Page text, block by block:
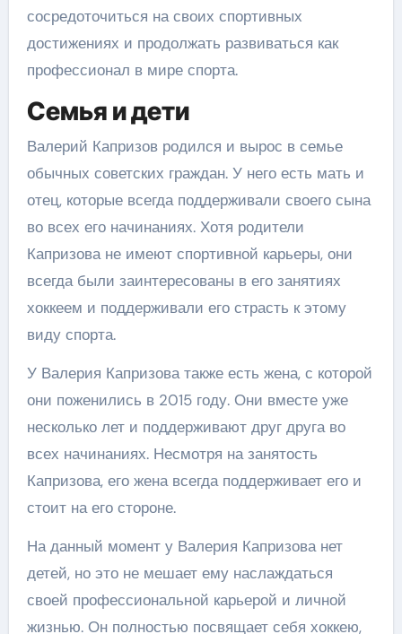
сосредоточиться на своих спортивных
достижениях и продолжать развиваться как
профессионал в мире спорта.
Семья и дети
Валерий Капризов родился и вырос в семье
обычных советских граждан. У него есть мать и
отец, которые всегда поддерживали своего сына
во всех его начинаниях. Хотя родители
Капризова не имеют спортивной карьеры, они
всегда были заинтересованы в его занятиях
хоккеем и поддерживали его страсть к этому
виду спорта.
У Валерия Капризова также есть жена, с которой
они поженились в 2015 году. Они вместе уже
несколько лет и поддерживают друг друга во
всех начинаниях. Несмотря на занятость
Капризова, его жена всегда поддерживает его и
стоит на его стороне.
На данный момент у Валерия Капризова нет
детей, но это не мешает ему наслаждаться
своей профессиональной карьерой и личной
жизнью. Он полностью посвящает себя хоккею,